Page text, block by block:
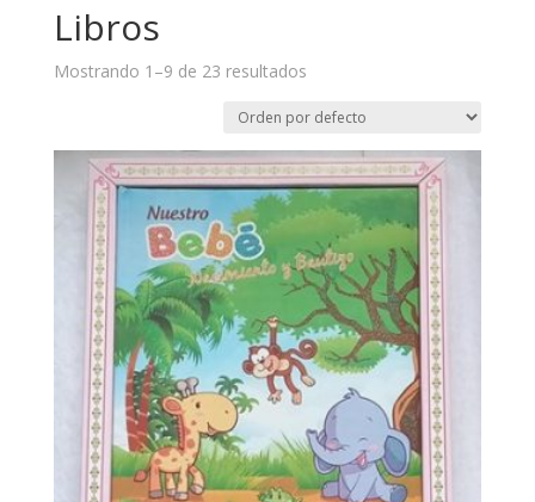
Libros
Mostrando 1–9 de 23 resultados